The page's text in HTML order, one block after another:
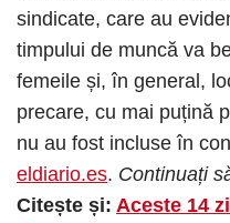
sindicate, care au
timpului de muncă va
femeile și, în general,
precare, cu mai puțină
nu au fost incluse în
eldiario.es. Continuați
Citește și: Aceste 14